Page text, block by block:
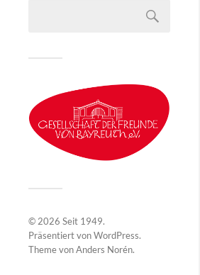
© 2026 Seit 1949.
Präsentiert vonWordPress.
Theme vonAnders Norén.